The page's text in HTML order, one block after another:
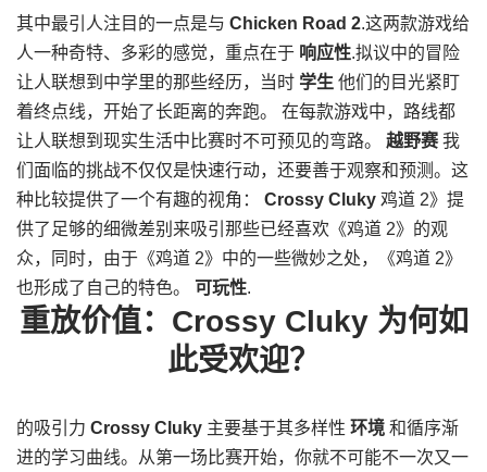
其中最引人注目的一点是与 Chicken Road 2.这两款游戏给
人一种奇特、多彩的感觉，重点在于 响应性.拟议中的冒险
让人联想到中学里的那些经历，当时 学生 他们的目光紧盯
着终点线，开始了长距离的奔跑。 在每款游戏中，路线都
让人联想到现实生活中比赛时不可预见的弯路。 越野赛我
们面临的挑战不仅仅是快速行动，还要善于观察和预测。这
种比较提供了一个有趣的视角： Crossy Cluky 鸡道 2》提
供了足够的细微差别来吸引那些已经喜欢《鸡道 2》的观
众，同时，由于《鸡道 2》中的一些微妙之处，《鸡道 2》
也形成了自己的特色。 可玩性.
重放价值：Crossy Cluky 为何如
此受欢迎？
的吸引力 Crossy Cluky 主要基于其多样性 环境 和循序渐
进的学习曲线。从第一场比赛开始，你就不可能不一次又一